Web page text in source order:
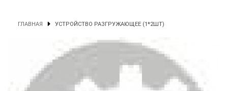
ГЛАВНАЯ УСТРОЙСТВО РАЗГРУЖАЮЩЕЕ (1*2ШТ)